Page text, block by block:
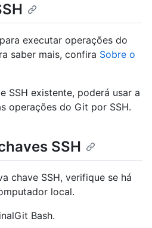
executar operações do
saber mais, confira Sobre o
SSH existente, poderá usar a
operações do Git por SSH.
SSH
chave SSH, verifique se há
local.
Git Bash.